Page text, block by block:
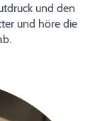
und den
und höre die